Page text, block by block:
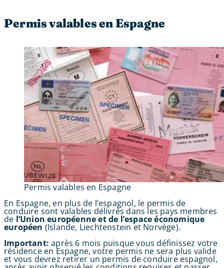
Permis valables en Espagne
Permis valables en Espagne
En Espagne, en plus de l’espagnol, le permis de
conduire sont valables délivrés dans les pays membres
de l’Union européenne et de l’espace économique
européen (Islande, Liechtenstein et Norvège).
Important:après 6 mois puisque vous définissez votre
résidence en Espagne, votre permis ne sera plus valide
et vous devrez retirer un permis de conduire espagnol,